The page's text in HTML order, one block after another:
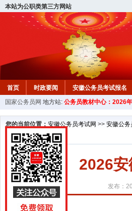
本站为公职类第三方网站
首页 时政要闻 安徽公务员考试报名
安徽公务员行测试题 在线咨询 教材
国家公务员网 地方站: 公务员教材中心：2026
您的当前位置： 安徽公务员考试网 >> 安徽公务
2026
发布：